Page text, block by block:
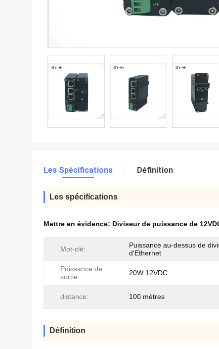
Les Spécifications Définition
Les spécifications
Mettre en évidence: Diviseur de puissance de
Mot-clé:
Puissance au-dessus de
d'Ethernet
Puissance de
sortie:
20W 12VDC
distance: 100 mètres
Définition